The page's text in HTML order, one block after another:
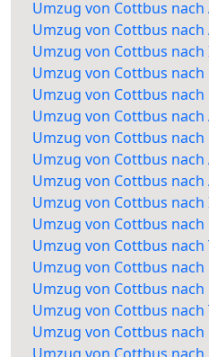
Umzug von Cottbus nach
Umzug von Cottbus nach
Umzug von Cottbus
Umzug von Cottbus nach
Umzug von Cottbus nach
Umzug von Cottbus nach
Umzug von Cottbus nach
Umzug von Cottbus nach
Umzug von Cottbus
Umzug von Cottbus nach
Umzug von Cottbus nach
Umzug von Cottbus nach
Umzug von Cottbus nach
Umzug von Cottbus nach
Umzug von Cottbus nach
Umzug von Cottbus nach